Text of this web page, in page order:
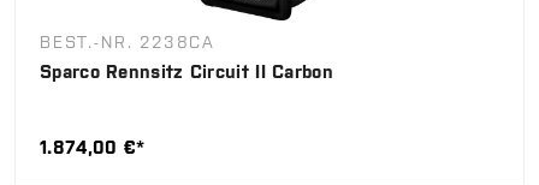
BEST.-NR. 2238CA
Sparco Rennsitz Circuit II Carbon
1.874,00 €*